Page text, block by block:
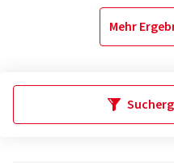
Mehr